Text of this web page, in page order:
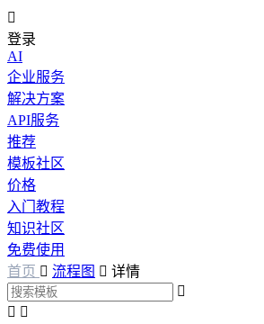

登录
AI
企业服务
解决方案
API服务
推荐
模板社区
价格
入门教程
知识社区
免费使用
首页  流程图  详情

 